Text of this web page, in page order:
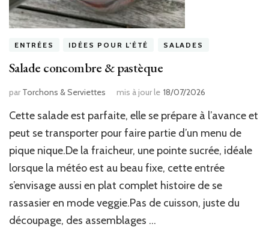
ENTRÉES IDÉES POUR L'ÉTÉ SALADES
Salade concombre & pastèque
par Torchons & Serviettes mis à jour le 18/07/2026
Cette salade est parfaite, elle se prépare à l’avance et
peut se transporter pour faire partie d’un menu de
pique nique.De la fraicheur, une pointe sucrée, idéale
lorsque la météo est au beau fixe, cette entrée
s’envisage aussi en plat complet histoire de se
rassasier en mode veggie.Pas de cuisson, juste du
découpage, des assemblages …